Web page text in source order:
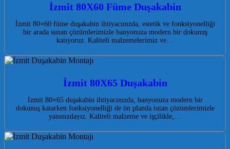
İzmit 80X60 Füme Duşakabin
İzmit 80×60 füme duşakabin ihtiyacınızda, estetik ve fonksiyonelliği
bir arada sunan çözümlerimizle banyonuza modern bir dokunuş
katıyoruz. Kaliteli malzemelerimiz ve…
İzmit 80X65 Duşakabin
İzmit 80×65 duşakabin ihtiyacınızda, banyonuza modern bir
dokunuş katarken fonksiyonelliği de ön planda tutan çözümlerimizle
yanınızdayız. Kaliteli malzeme ve işçilikle,…